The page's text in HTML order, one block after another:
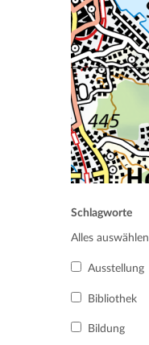
Schlagworte
Alles auswählen
Ausstellung
Bibliothek
Bildung